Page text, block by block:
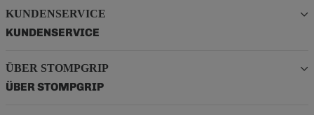
KUNDENSERVICE
KUNDENSERVICE
ÜBER STOMPGRIP
ÜBER STOMPGRIP